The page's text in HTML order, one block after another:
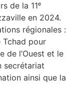
de la 11ᵉ
en 2024.
régionales :
Tchad pour
de l’Ouest et le
secrétariat
ainsi que la